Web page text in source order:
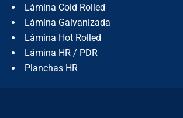
Lámina Cold Rolled
Lámina Galvanizada
Lámina Hot Rolled
Lámina HR / PDR
Planchas HR